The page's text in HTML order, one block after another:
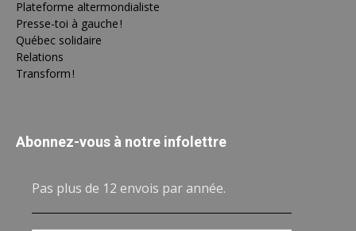
Plateforme altermondialiste
Presse-toi à gauche !
Québec solidaire
Relations
Transform !
Abonnez-vous à notre infolettre
Pas plus de 12 envois par année.